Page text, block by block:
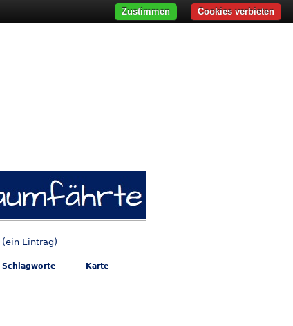
(ein Eintrag)
Schlagworte Karte
Cookies verbieten
Zustimmen